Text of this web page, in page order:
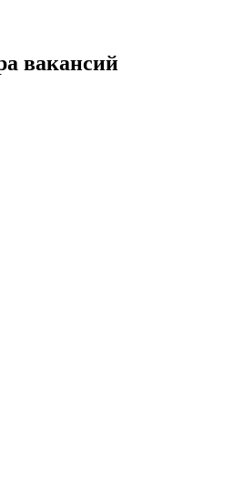
вакансий